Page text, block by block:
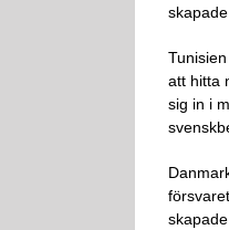
att hitta
sig in i